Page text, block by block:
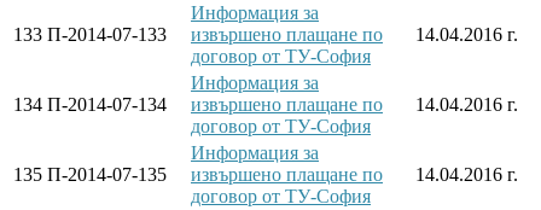
133 П-2014-07-133
Информация за
извършено плащане по
договор от ТУ-София
14.04.2016 г.
134 П-2014-07-134
Информация за
извършено плащане по
договор от ТУ-София
14.04.2016 г.
135 П-2014-07-135
Информация за
извършено плащане по
договор от ТУ-София
14.04.2016 г.